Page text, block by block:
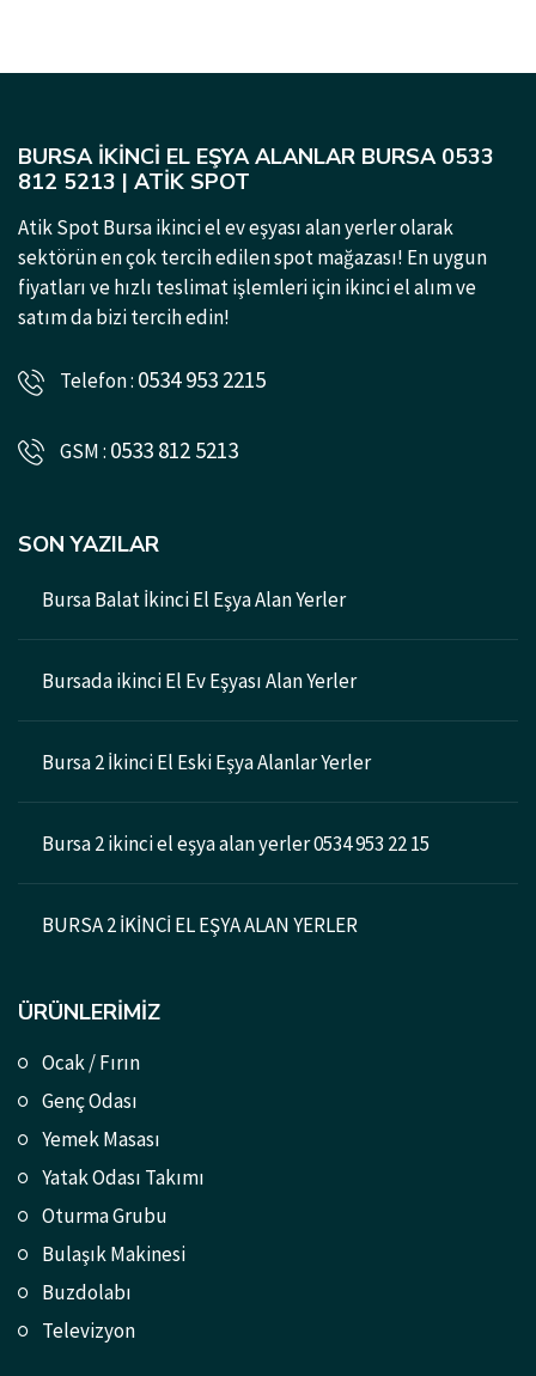
BURSA İKINCI EL EŞYA ALANLAR BURSA 0533
812 5213 | ATIK SPOT
Atik Spot Bursa ikinci el ev eşyası alan yerler olarak
sektörün en çok tercih edilen spot mağazası! En uygun
fiyatları ve hızlı teslimat işlemleri için ikinci el alım ve
satım da bizi tercih edin!
Telefon : 0534 953 2215
GSM : 0533 812 5213
SON YAZILAR
Bursa Balat İkinci El Eşya Alan Yerler
Bursada ikinci El Ev Eşyası Alan Yerler
Bursa 2 İkinci El Eski Eşya Alanlar Yerler
Bursa 2 ikinci el eşya alan yerler 0534 953 22 15
BURSA 2 İKİNCİ EL EŞYA ALAN YERLER
ÜRÜNLERIMIZ
Ocak / Fırın
Genç Odası
Yemek Masası
Yatak Odası Takımı
Oturma Grubu
Bulaşık Makinesi
Buzdolabı
Televizyon